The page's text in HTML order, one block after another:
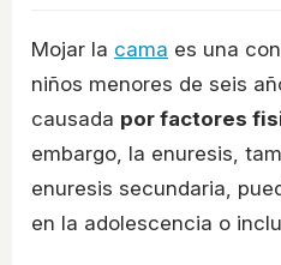
Mojar la cama es una
niños menores de seis
causada por factores
embargo, la enuresis,
enuresis secundaria,
en la adolescencia o